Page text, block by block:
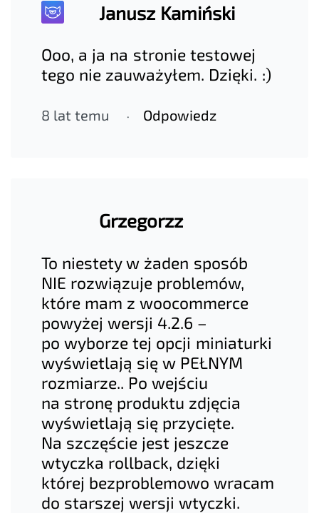
Janusz Kamiński
Ooo, a ja na stronie testowej
tego nie zauważyłem. Dzięki. :)
8 lat temu Odpowiedz
Grzegorzz
To niestety w żaden sposób
NIE rozwiązuje problemów,
które mam z woocommerce
powyżej wersji 4.2.6 –
po wyborze tej opcji miniaturki
wyświetlają się w PEŁNYM
rozmiarze.. Po wejściu
na stronę produktu zdjęcia
wyświetlają się przycięte.
Na szczęście jest jeszcze
wtyczka rollback, dzięki
której bezproblemowo wracam
do starszej wersji wtyczki.